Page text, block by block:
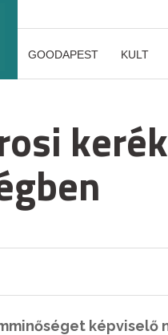
GOODAPEST KULT
képviselő